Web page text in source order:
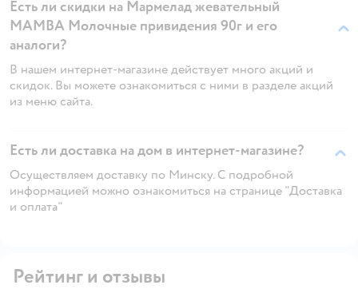
Есть ли скидки на Мармелад жевательный
MAMBA Молочные привидения 90г и его
аналоги?
В нашем интернет-магазине действует много акций и
скидок. Вы можете ознакомиться с ними в разделе акций
из меню сайта.
Есть ли доставка на дом в интернет-магазине?
Осуществляем доставку по Минску. С подробной
информацией можно ознакомиться на странице "Доставка
и оплата"
Рейтинг и отзывы